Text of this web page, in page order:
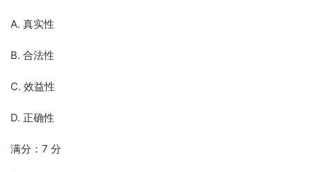
A. 真实性
B. 合法性
C. 效益性
D. 正确性
满分：7 分